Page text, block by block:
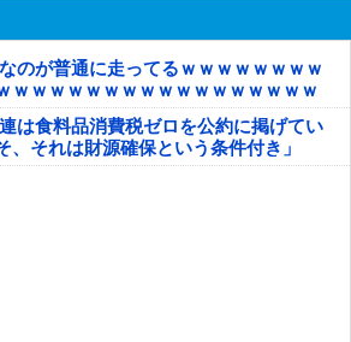
のが普通に走ってるｗｗｗｗｗｗｗｗ
ｗｗｗｗｗｗｗｗｗｗｗｗｗｗｗｗｗ
は食料品消費税ゼロを公約に掲げてい
それは財源確保という条件付き」